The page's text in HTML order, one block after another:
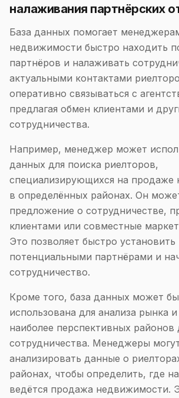
налаживания партнёрских
База данных помогает
недвижимости быстро находить
партнёров и налаживать
актуальными контактами
оперативно связываться с
предлагая обмен клиентами и
сотрудничества.
Например, менеджер может
данных для поиска риелторов,
специализирующихся на продаже
в определённых районах. Он
предложение о сотрудничестве,
клиентами или совместные
Это позволяет быстро установить
потенциальными партнёрами и
сотрудничество.
Кроме того, база данных может
использована для анализа рынка
наиболее перспективных районов
сотрудничества. Менеджеры
анализировать данные о
районах, чтобы определить, где
ведётся продажа недвижимости.